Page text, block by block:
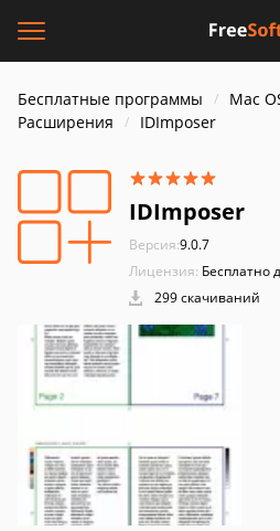
Бесплатные программы Mac
Расширения
IDImposer
IDImposer
Версия:9.0.7
Лицензия: Бесплатно
299 скачиваний